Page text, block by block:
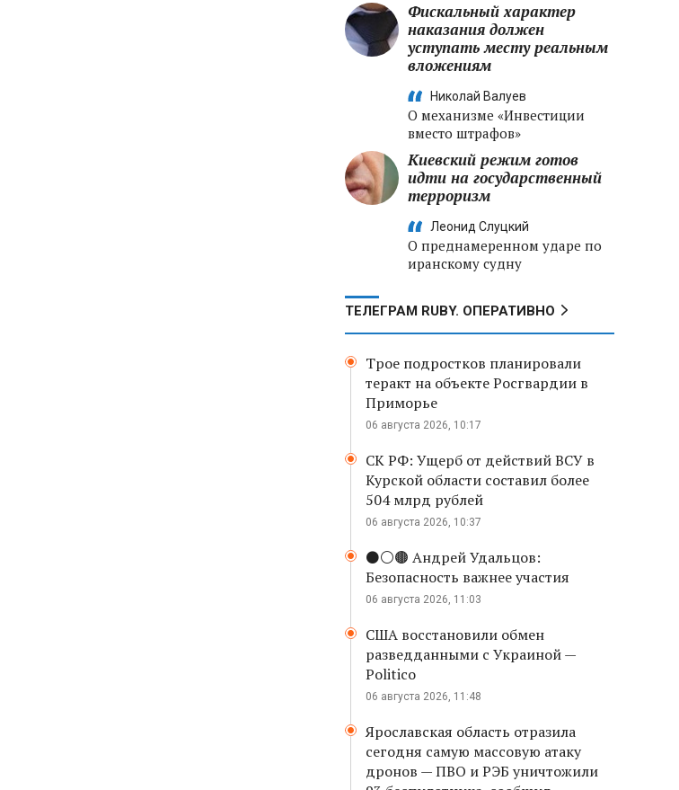
Фискальный характер
наказания должен
уступать месту реальным
вложениям
Николай Валуев
О механизме «Инвестиции
вместо штрафов»
Киевский режим готов
идти на государственный
терроризм
Леонид Слуцкий
О преднамеренном ударе по
иранскому судну
ТЕЛЕГРАМ RUBY. ОПЕРАТИВНО
Трое подростков планировали
теракт на объекте Росгвардии в
Приморье
06 августа 2026, 10:17
СК РФ: Ущерб от действий ВСУ в
Курской области составил более
504 млрд рублей
06 августа 2026, 10:37
⚫️⚪️🟤 Андрей Удальцов:
Безопасность важнее участия
06 августа 2026, 11:03
США восстановили обмен
разведданными с Украиной —
Politico
06 августа 2026, 11:48
Ярославская область отразила
сегодня самую массовую атаку
дронов — ПВО и РЭБ уничтожили